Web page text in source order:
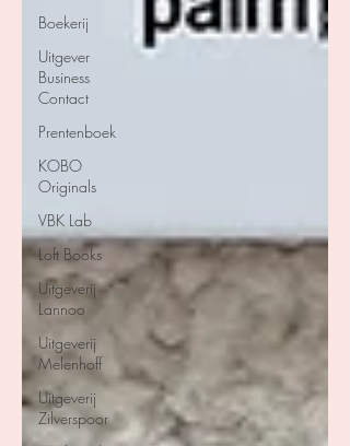
Boekerij
Uitgever
Business
Contact
Prentenboek
KOBO
Originals
VBK Lab
Loft Books
Uitgeverij
Lannoo
Uitgeverij
Melenhoff
Uitgeverij
Zilverspoor